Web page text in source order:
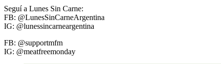
Seguí a Lunes Sin Carne:
FB: @LunesSinCarneArgentina
IG: @lunessincarneargentina
FB: @supportmfm
IG: @meatfreemonday